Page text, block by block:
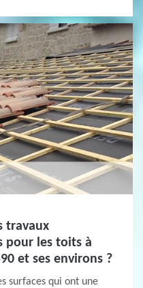
travaux
pour les toits à
et ses environs ?
surfaces qui ont une